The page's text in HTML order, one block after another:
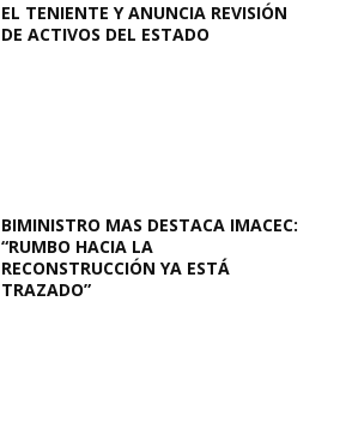
EL TENIENTE Y ANUNCIA REVISIÓN
DE ACTIVOS DEL ESTADO
BIMINISTRO MAS DESTACA IMACEC:
“RUMBO HACIA LA
RECONSTRUCCIÓN YA ESTÁ
TRAZADO”